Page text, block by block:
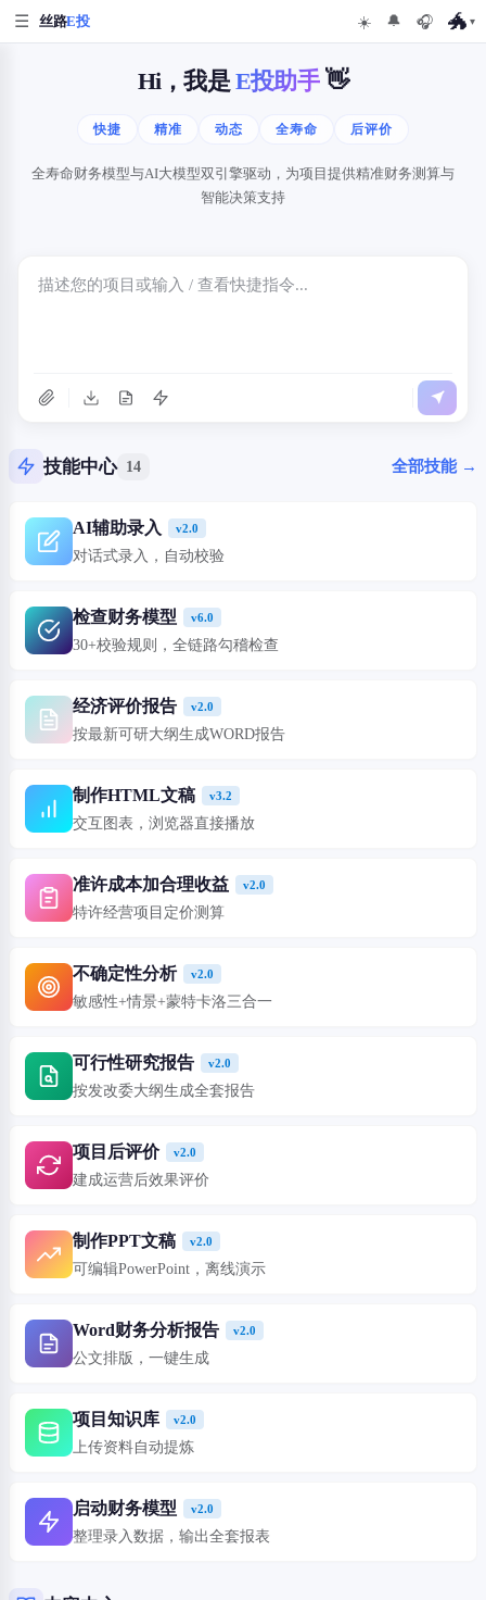
☰ 丝路E投 ☀️ 🔔 🎧 🐲 ▾
Hi，我是 E投助手👋
快捷 精准 动态 全寿命 后评价
全寿命财务模型与AI大模型双引擎驱动，为项目提供精准财务测算与
智能决策支持
技能中心 14 全部技能 →
AI辅助录入 v2.0
对话式录入，自动校验
检查财务模型 v6.0
30+校验规则，全链路勾稽检查
经济评价报告 v2.0
按最新可研大纲生成WORD报告
制作HTML文稿 v3.2
交互图表，浏览器直接播放
准许成本加合理收益 v2.0
特许经营项目定价测算
不确定性分析 v2.0
敏感性+情景+蒙特卡洛三合一
可行性研究报告 v2.0
按发改委大纲生成全套报告
项目后评价 v2.0
建成运营后效果评价
制作PPT文稿 v2.0
可编辑PowerPoint，离线演示
Word财务分析报告 v2.0
公文排版，一键生成
项目知识库 v2.0
上传资料自动提炼
启动财务模型 v2.0
整理录入数据，输出全套报表